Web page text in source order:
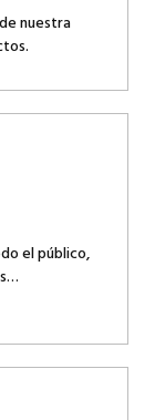
nuestra
el público,